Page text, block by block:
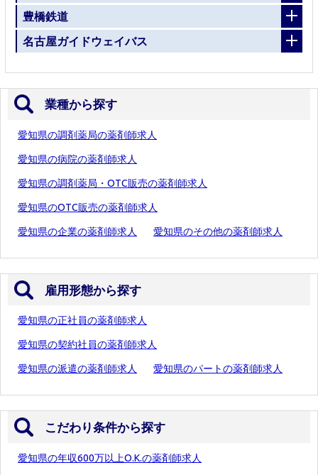
豊橋鉄道
名古屋ガイドウェイバス
業種から探す
愛知県の調剤薬局の薬剤師求人
愛知県の病院の薬剤師求人
愛知県の調剤薬局・OTC販売の薬剤師求人
愛知県のOTC販売の薬剤師求人
愛知県の企業の薬剤師求人 愛知県のその他の薬剤師求人
雇用形態から探す
愛知県の正社員の薬剤師求人
愛知県の契約社員の薬剤師求人
愛知県の派遣の薬剤師求人 愛知県のパートの薬剤師求人
こだわり条件から探す
愛知県の年収600万以上O.K.の薬剤師求人